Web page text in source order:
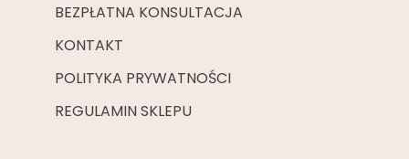
BEZPŁATNA KONSULTACJA
KONTAKT
POLITYKA PRYWATNOŚCI
REGULAMIN SKLEPU